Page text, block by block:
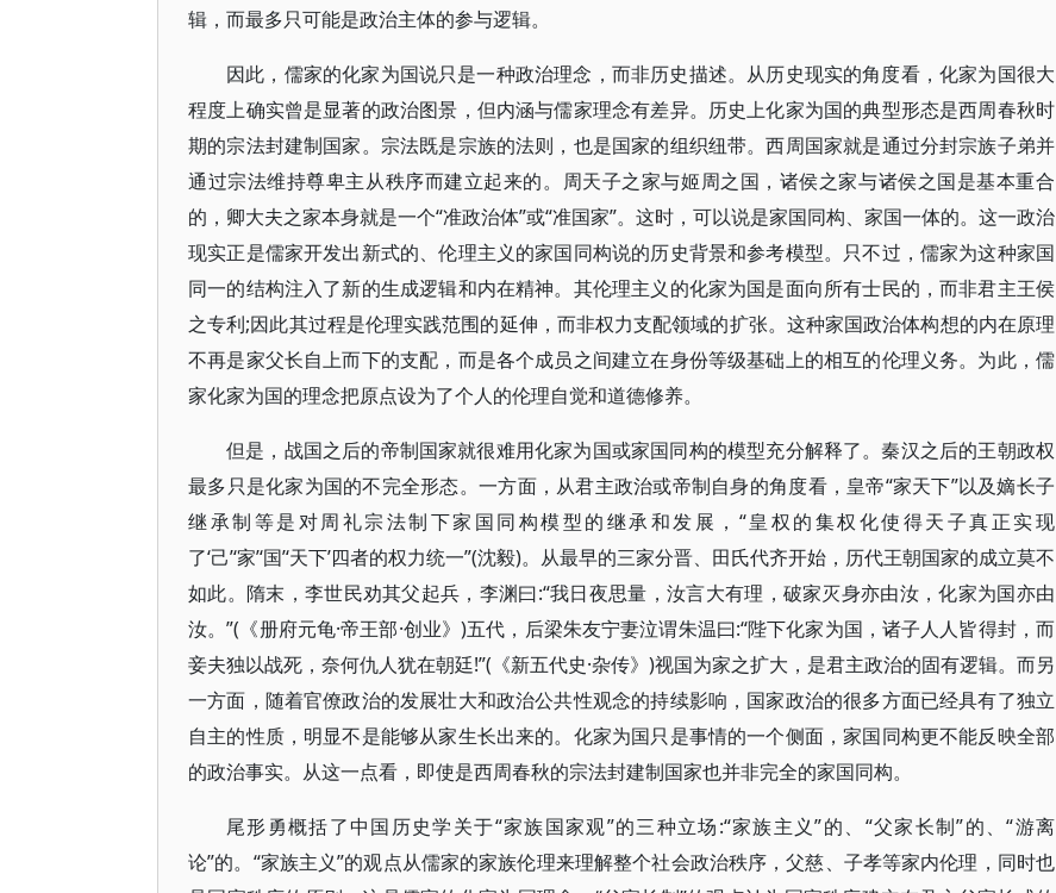
辑，而最多只可能是政治主体的参与逻辑。
因此，儒家的化家为国说只是一种政治理念，而非历史描述。从历史现实的角度看，化家为国很大
程度上确实曾是显著的政治图景，但内涵与儒家理念有差异。历史上化家为国的典型形态是西周春秋时
期的宗法封建制国家。宗法既是宗族的法则，也是国家的组织纽带。西周国家就是通过分封宗族子弟并
通过宗法维持尊卑主从秩序而建立起来的。周天子之家与姬周之国，诸侯之家与诸侯之国是基本重合
的，卿大夫之家本身就是一个“准政治体”或“准国家”。这时，可以说是家国同构、家国一体的。这一政治
现实正是儒家开发出新式的、伦理主义的家国同构说的历史背景和参考模型。只不过，儒家为这种家国
同一的结构注入了新的生成逻辑和内在精神。其伦理主义的化家为国是面向所有士民的，而非君主王侯
之专利;因此其过程是伦理实践范围的延伸，而非权力支配领域的扩张。这种家国政治体构想的内在原理
不再是家父长自上而下的支配，而是各个成员之间建立在身份等级基础上的相互的伦理义务。为此，儒
家化家为国的理念把原点设为了个人的伦理自觉和道德修养。
但是，战国之后的帝制国家就很难用化家为国或家国同构的模型充分解释了。秦汉之后的王朝政权
最多只是化家为国的不完全形态。一方面，从君主政治或帝制自身的角度看，皇帝“家天下”以及嫡长子
继承制等是对周礼宗法制下家国同构模型的继承和发展，“皇权的集权化使得天子真正实现
了‘己’‘家’‘国’‘天下’四者的权力统一”(沈毅)。从最早的三家分晋、田氏代齐开始，历代王朝国家的成立莫不
如此。隋末，李世民劝其父起兵，李渊曰:“我日夜思量，汝言大有理，破家灭身亦由汝，化家为国亦由
汝。”(《册府元龟·帝王部·创业》)五代，后梁朱友宁妻泣谓朱温曰:“陛下化家为国，诸子人人皆得封，而
妾夫独以战死，奈何仇人犹在朝廷!”(《新五代史·杂传》)视国为家之扩大，是君主政治的固有逻辑。而另
一方面，随着官僚政治的发展壮大和政治公共性观念的持续影响，国家政治的很多方面已经具有了独立
自主的性质，明显不是能够从家生长出来的。化家为国只是事情的一个侧面，家国同构更不能反映全部
的政治事实。从这一点看，即使是西周春秋的宗法封建制国家也并非完全的家国同构。
尾形勇概括了中国历史学关于“家族国家观”的三种立场:“家族主义”的、“父家长制”的、“游离
论”的。“家族主义”的观点从儒家的家族伦理来理解整个社会政治秩序，父慈、子孝等家内伦理，同时也